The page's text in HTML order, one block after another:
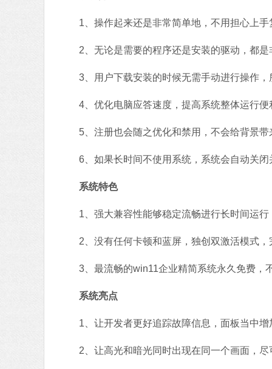
1、操作起来还是非常简单地，不用担心上手
2、无论是需要的程序还是安装的驱动，都是
3、用户下载安装的时候无需手动进行操作，
4、优化电脑应答速度，提高系统整体运行便
5、注册也会随之优化和禁用，不会给背景带
6、如果长时间不使用系统，系统会自动关闭
系统特色
1、强大兼容性能够稳定流畅进行长时间运行
2、没有任何卡顿和蓝屏，独创双激活模式，
3、最流畅的win11企业精简系统永久免费，
系统亮点
1、让开发者更好追踪故障信息，面板当中增
2、让高光和暗光同时出现在同一个画面，尽